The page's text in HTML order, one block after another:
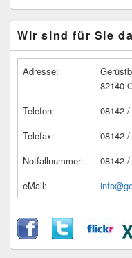
Seitenleisten
Widget-
Wir sind für Sie
Adresse:
82140
Telefon:
08142
Telefax:
08142
Notfallnummer:
08142
eMail: